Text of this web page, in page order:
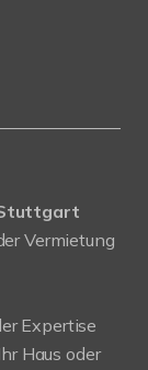
Vermietung
Expertise
Haus oder